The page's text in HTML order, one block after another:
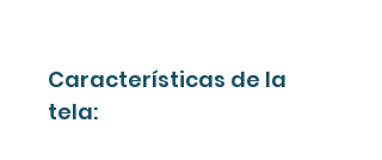
Características de la
tela: